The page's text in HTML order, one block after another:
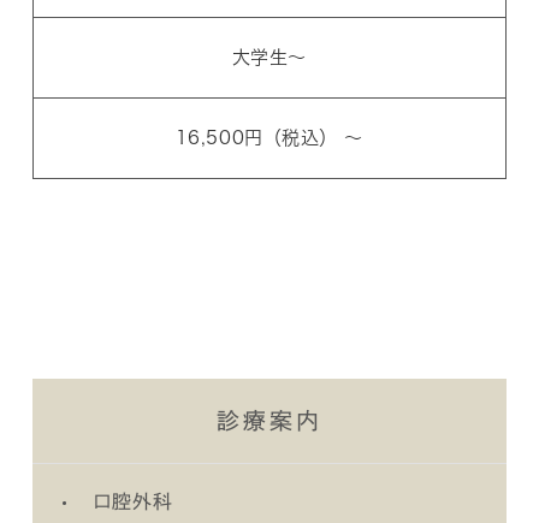
大学生～
16,500円（税込） ～
診療案内
口腔外科